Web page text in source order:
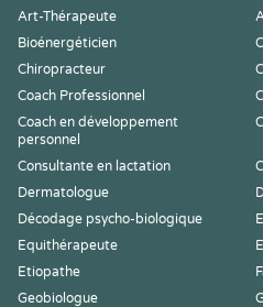
Art-Thérapeute
Bioénergéticien
Chiropracteur
Coach Professionnel
Coach en développement
personnel
Consultante en lactation
Dermatologue
Décodage psycho-biologique
Equithérapeute
Etiopathe
Geobiologue